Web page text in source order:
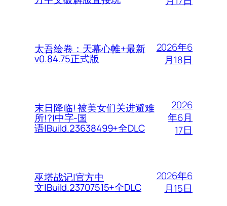
太吾绘卷：天幕心帷+最新
v0.84.75正式版
2026年6
月18日
末日降临! 被美女们关进避难
所!?|中字-国
语|Build.23638499+全DLC
2026
年6月
17日
巫塔战记|官方中
文|Build.23707515+全DLC
2026年6
月15日